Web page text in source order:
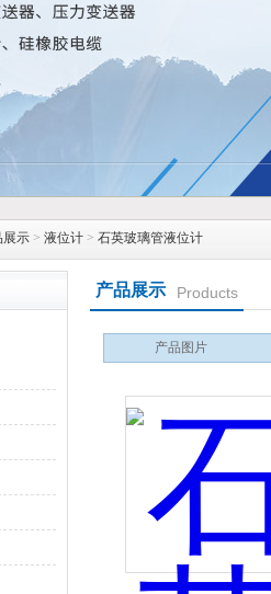
展示 > 液位计 > 石英玻璃管液位计
产品展示 Products
产品图片